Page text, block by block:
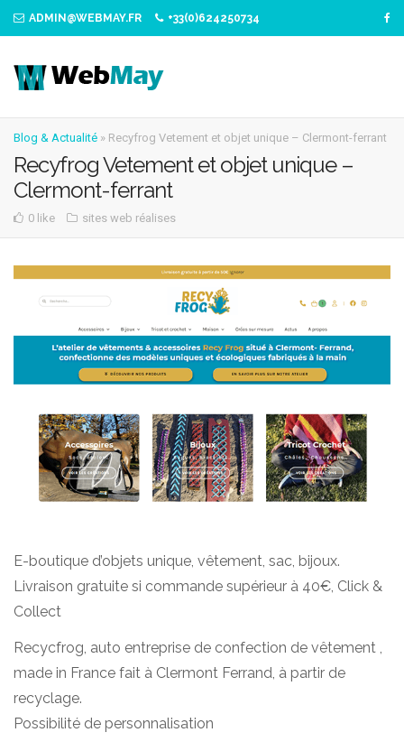
ADMIN@WEBMAY.FR +33(0)624250734
Blog & Actualité » Recyfrog Vetement et objet unique – Clermont-ferrant
Recyfrog Vetement et objet unique –
Clermont-ferrant
0 like sites web réalises
E-boutique d’objets unique, vêtement, sac, bijoux.
Livraison gratuite si commande supérieur à 40€, Click &
Collect
Recycfrog, auto entreprise de confection de vêtement ,
made in France fait à Clermont Ferrand, à partir de
recyclage.
Possibilité de personnalisation